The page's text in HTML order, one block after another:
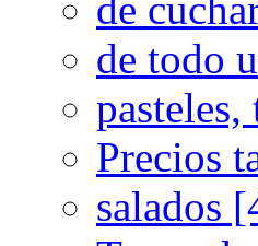
de
de todo
Precios
salados